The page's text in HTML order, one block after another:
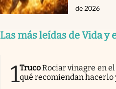
de 2026
Las más leídas de Vida y
1TrucoRociar vinagre en
qué recomiendan hacerlo